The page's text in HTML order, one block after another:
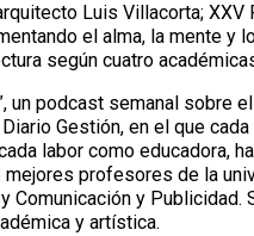
Luis Villacorta;
el alma, la mente
según cuatro
un podcast semanal sobre
Gestión, en el que
labor como educadora,
mejores profesores de la
y
y artística.